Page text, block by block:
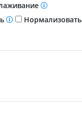
Нормализовать